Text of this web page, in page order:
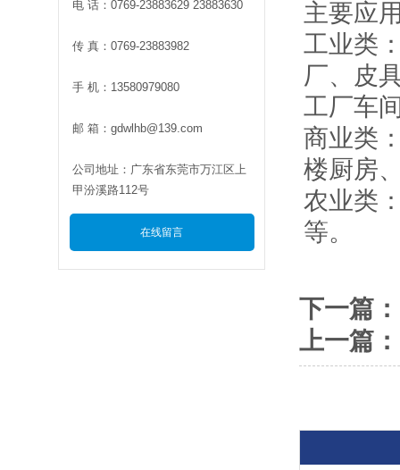
电 话：0769-23883629 23883630
传 真：0769-23883982
手 机：13580979080
邮 箱：gdwlhb@139.com
公司地址：广东省东莞市万江区上
甲汾溪路112号
在线留言
主要应
工业类
厂、皮
工厂车
商业类
楼厨房
农业类
等。
下一篇：
上一篇：